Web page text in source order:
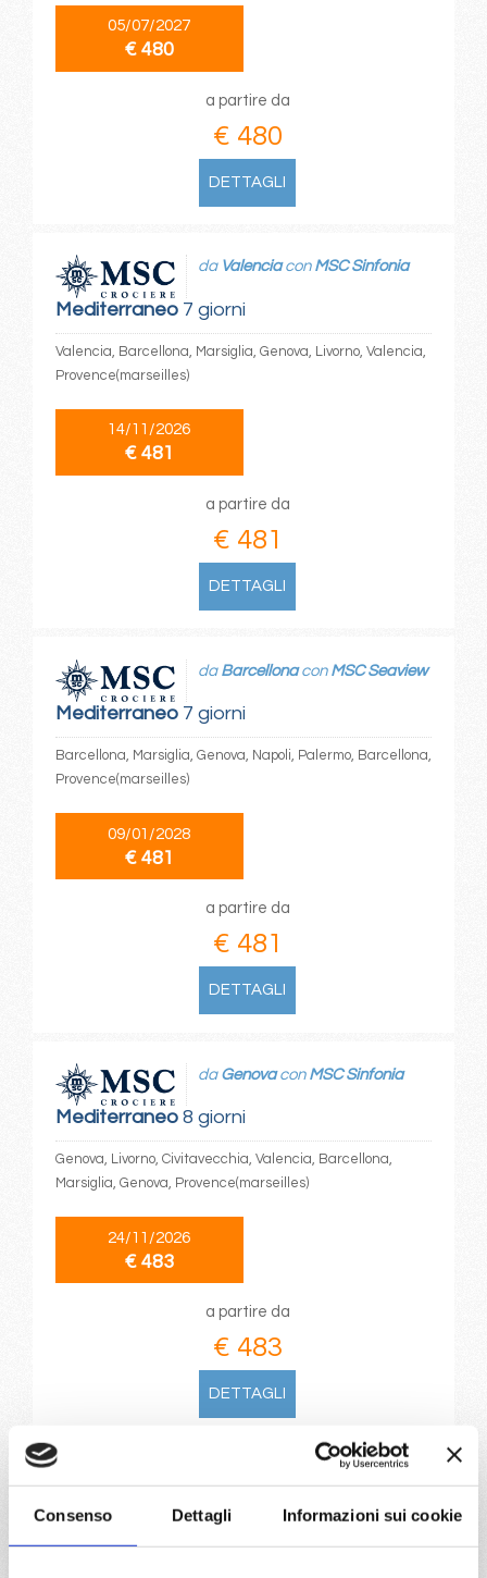
Consenso Dettagli Informazioni sui cookie
05/07/2027
€ 480
a partire da
€ 480
DETTAGLI
Mediterraneo7 giorni
da Valenciacon MSC Sinfonia
Valencia, Barcellona, Marsiglia, Genova, Livorno, Valencia,
Provence(marseilles)
14/11/2026
€ 481
a partire da
€ 481
DETTAGLI
Mediterraneo7 giorni
da Barcellonacon MSC Seaview
Barcellona, Marsiglia, Genova, Napoli, Palermo, Barcellona,
Provence(marseilles)
09/01/2028
€ 481
a partire da
€ 481
DETTAGLI
Mediterraneo8 giorni
da Genovacon MSC Sinfonia
Genova, Livorno, Civitavecchia, Valencia, Barcellona,
Marsiglia, Genova, Provence(marseilles)
24/11/2026
€ 483
a partire da
€ 483
DETTAGLI
Mediterraneo8 giorni